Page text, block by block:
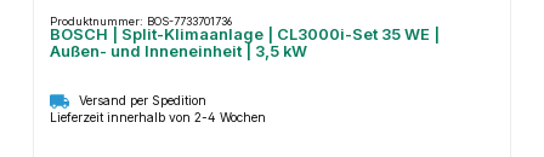
Produktnummer: BOS-7733701736
BOSCH | Split-Klimaanlage | CL3000i-Set 35 WE |
Außen- und Inneneinheit | 3,5 kW
Versand per Spedition
Lieferzeit innerhalb von 2-4 Wochen